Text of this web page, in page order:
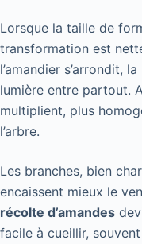
Lorsque la taille de
transformation est
l’amandier s’arrondit,
lumière entre partout.
multiplient, plus
l’arbre.
Les branches, bien
encaissent mieux le
récolte d’amandes
facile à cueillir,